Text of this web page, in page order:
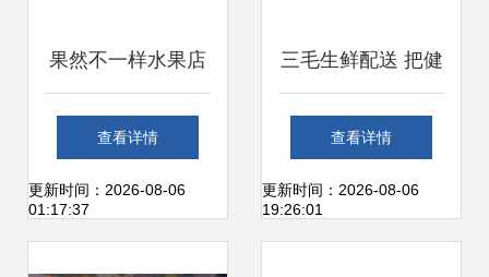
果然不一样水果店
开启每日新鲜之旅
查看详情
更新时间：2026-08-06
01:17:37
三毛生鲜配送 把健
康与新鲜带回你身
边
查看详情
更新时间：2026-08-06
19:26:01